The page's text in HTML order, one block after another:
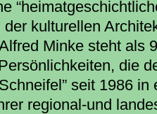
kulturellen
Minke steht als
die
seit 1986
regional-und